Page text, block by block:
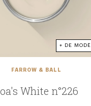
+ DE
FARROW & BALL
White n°226